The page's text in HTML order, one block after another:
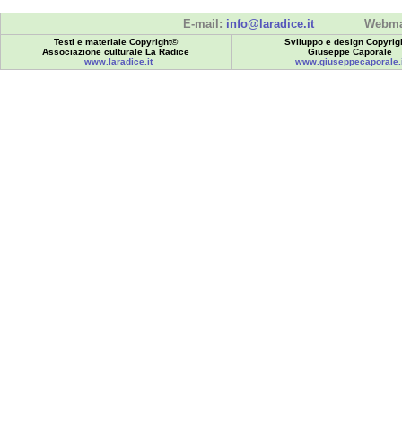
E-mail: info@laradice.it
Testi e materiale Copyright©
Associazione culturale La Radice
www.laradice.it
Sviluppo e design
Giuseppe Caporale